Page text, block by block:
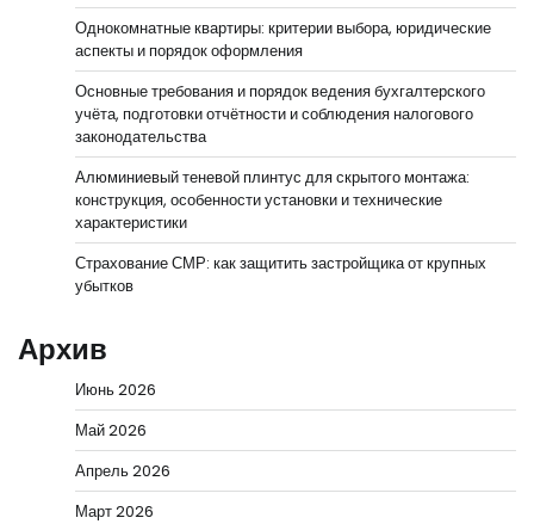
Однокомнатные квартиры: критерии выбора, юридические
аспекты и порядок оформления
Основные требования и порядок ведения бухгалтерского
учёта, подготовки отчётности и соблюдения налогового
законодательства
Алюминиевый теневой плинтус для скрытого монтажа:
конструкция, особенности установки и технические
характеристики
Страхование СМР: как защитить застройщика от крупных
убытков
Архив
Июнь 2026
Май 2026
Апрель 2026
Март 2026